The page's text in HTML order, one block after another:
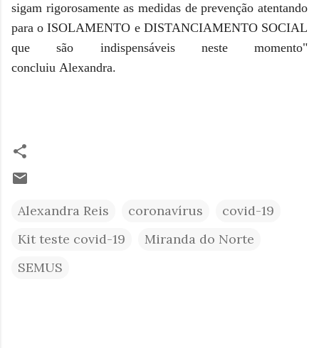
sigam rigorosamente as medidas de prevenção atentando
para o ISOLAMENTO e DISTANCIAMENTO SOCIAL
que são indispensáveis neste momento"
concluiu Alexandra.
Alexandra Reis coronavírus
covid-19
Kit teste covid-19
Miranda do Norte
SEMUS